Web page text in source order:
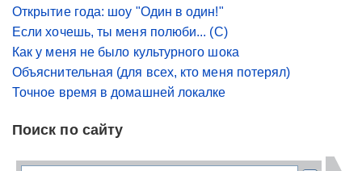
Открытие года: шоу "Один в один!"
Если хочешь, ты меня полюби... (С)
Как у меня не было культурного шока
Объяснительная (для всех, кто меня потерял)
Точное время в домашней локалке
Поиск по сайту